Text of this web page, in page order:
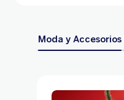
Moda y Accesorios